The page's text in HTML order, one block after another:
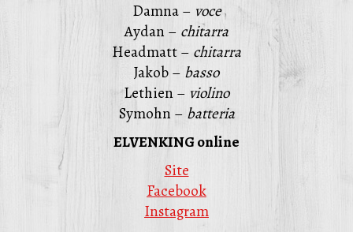
Damna – voce
Aydan – chitarra
Headmatt – chitarra
Jakob – basso
Lethien – violino
Symohn – batteria
ELVENKING online
Site
Facebook
Instagram